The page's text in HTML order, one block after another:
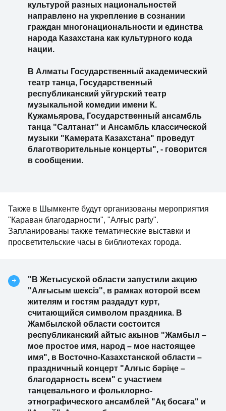
культурой разных национальностей
направлено на укрепление в сознании
граждан многонациональности и единства
народа Казахстана как культурного кода
нации.
В Алматы Государственный академический
театр танца, Государственный
республиканский уйгурский театр
музыкальной комедии имени К.
Кужамьярова, Государственный ансамбль
танца "Салтанат" и Ансамбль классической
музыки "Камерата Казахстана" проведут
благотворительные концерты", - говорится
в сообщении.
Также в Шымкенте будут организованы мероприятия
"Караван благодарности", "Алғыс party".
Запланированы также тематические выставки и
просветительские часы в библиотеках города.
"В Жетысуской области запустили акцию
"Алғысым шексіз", в рамках которой всем
жителям и гостям раздадут курт,
считающийся символом праздника. В
Жамбылской области состоится
республиканский айтыс акынов "Жамбыл –
мое простое имя, народ – мое настоящее
имя", в Восточно-Казахстанской области –
праздничный концерт "Алғыс бәріңе –
благодарность всем" с участием
танцевального и фольклорно-
этнографического ансамблей "Ақ босаға" и